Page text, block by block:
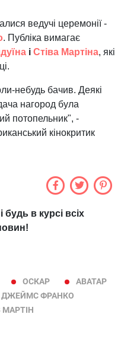
ведучі церемонії -
. Публіка вимагає
і Стіва Мартіна, які
небудь бачив. Деякі
нагород була
потопельник", -
кінокритик
і будь в курсі всіх
ОСКАР
АВАТАР
ДЖЕЙМС ФРАНКО
МАРТІН